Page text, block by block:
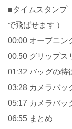
■タイムスタンプ
で飛ばせます ）
00:00 オープニン
00:50 グリップス
01:32 バッグの特
03:28 カメラバッ
05:17 カメラバッ
06:55 まとめ